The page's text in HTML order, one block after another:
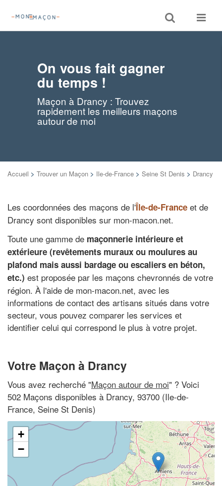
Toggle
search
Toggle
On vous fait gagner
du temps !
Maçon à Drancy : Trouvez
rapidement les meilleurs maçons
autour de moi
Accueil > Trouver un Maçon > Ile-de-France > Seine St Denis > Drancy
Les coordonnées des maçons de l'Île-de-France et de
Drancy sont disponibles sur mon-macon.net.
Toute une gamme de maçonnerie intérieure et
extérieure (revêtements muraux ou moulures au
plafond mais aussi bardage ou escaliers en béton,
etc.) est proposée par les maçons chevronnés de votre
région. À l'aide de mon-macon.net, avec les
informations de contact des artisans situés dans votre
secteur, vous pouvez comparer les services et
identifier celui qui correspond le plus à votre projet.
Votre Maçon à Drancy
Vous avez recherché "Maçon autour de moi" ? Voici
502 Maçons disponibles à Drancy, 93700 (Ile-de-
France, Seine St Denis)
+
−